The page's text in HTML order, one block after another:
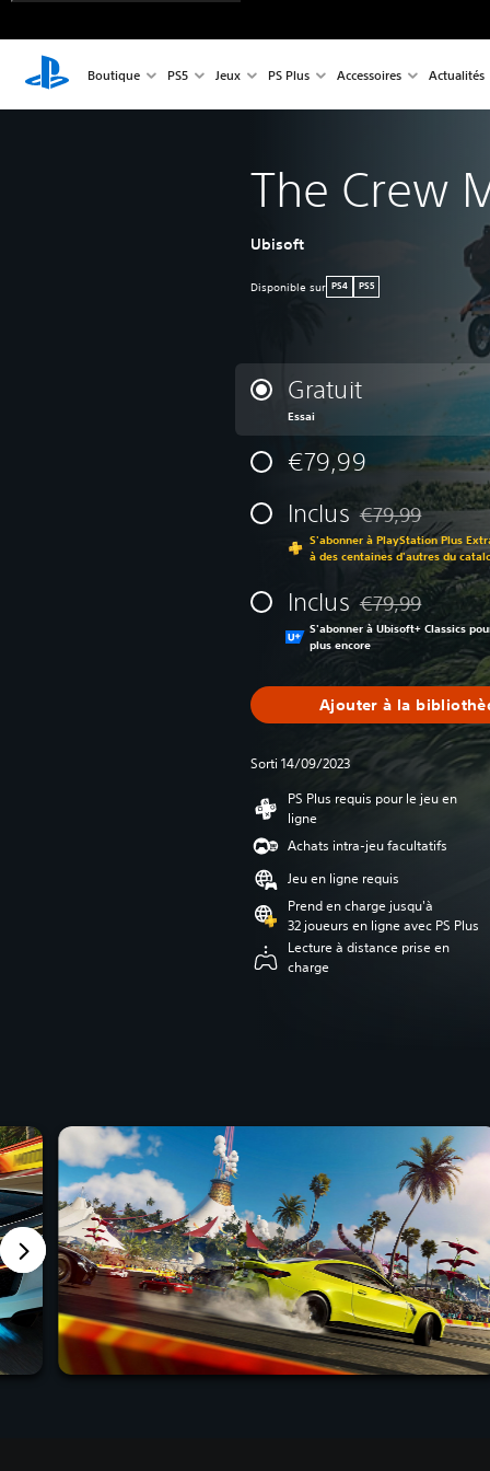
Boutique PS5 Jeux PS Plus Accessoires Actualités
The Crew
Ubisoft
Disponible sur PS4 PS5
Gratuit
Essai
€79,99
Inclus Remise par
€79,99
S'abonner à PlayStation Plus
à des centaines d'autres du
Inclus Remise par
€79,99
S'abonner à Ubisoft+ Classics
plus encore
Ajouter à la
Sorti 14/09/2023
PS Plus requis pour le jeu en
ligne
Achats intra-jeu facultatifs
Jeu en ligne requis
Prend en charge jusqu'à
32 joueurs en ligne avec PS Plus
Lecture à distance prise en
charge